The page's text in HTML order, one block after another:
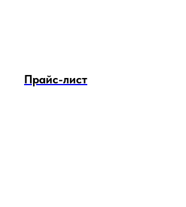
Прайс-лист